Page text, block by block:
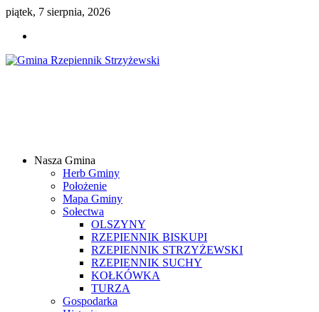
piątek, 7 sierpnia, 2026
Samorządowy
Internetowy
Nasza Gmina
Herb Gminy
Położenie
Mapa Gminy
Sołectwa
OLSZYNY
RZEPIENNIK BISKUPI
RZEPIENNIK STRZYŻEWSKI
RZEPIENNIK SUCHY
KOŁKÓWKA
TURZA
Gospodarka